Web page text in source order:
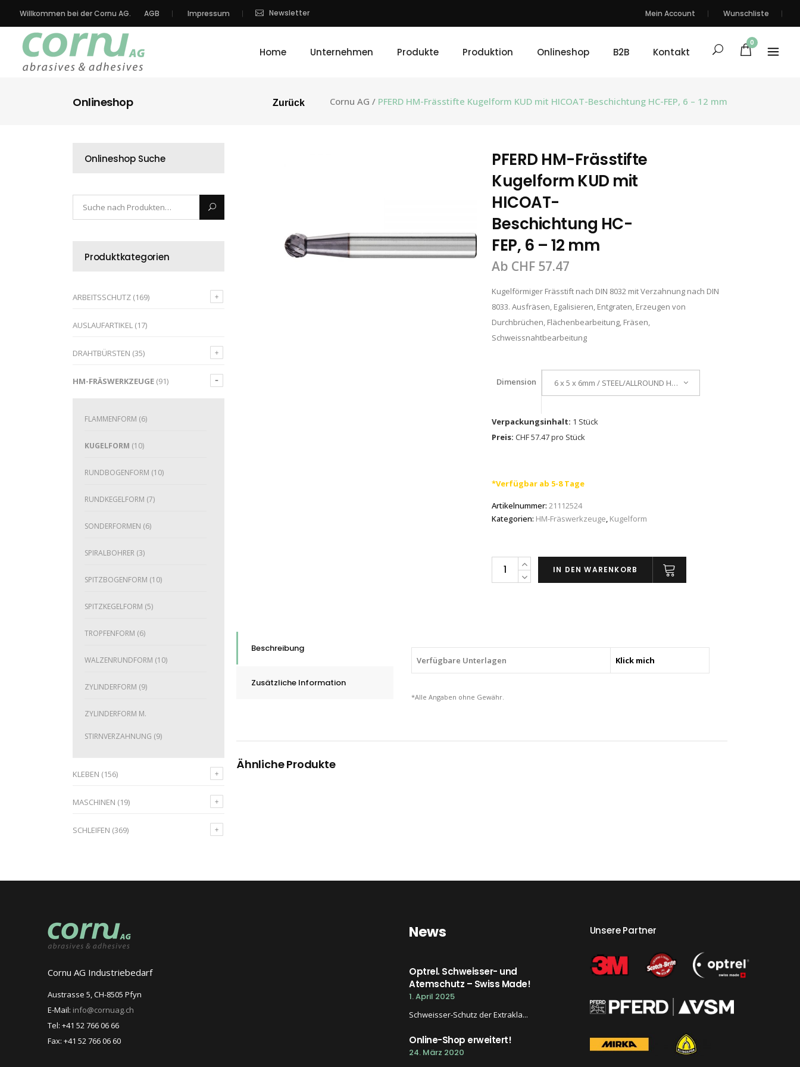
Willkommen bei der Cornu AG. AGB Impressum Newsletter Mein Account Wunschliste
Home Unternehmen Produkte Produktion Onlineshop B2B Kontakt
0
Onlineshop Cornu AG / PFERD HM-Frässtifte Kugelform KUD mit HICOAT-Beschichtung HC-FEP, 6 – 12 mm
Zurück
Onlineshop Suche
Produktkategorien
ARBEITSSCHUTZ (169)
AUSLAUFARTIKEL (17)
DRAHTBÜRSTEN (35)
HM-FRÄSWERKZEUGE (91)
FLAMMENFORM (6)
KUGELFORM (10)
RUNDBOGENFORM (10)
RUNDKEGELFORM (7)
SONDERFORMEN (6)
SPIRALBOHRER (3)
SPITZBOGENFORM (10)
SPITZKEGELFORM (5)
TROPFENFORM (6)
WALZENRUNDFORM (10)
ZYLINDERFORM (9)
ZYLINDERFORM M.
STIRNVERZAHNUNG (9)
KLEBEN (156)
MASCHINEN (19)
SCHLEIFEN (369)
PFERD HM-Frässtifte
Kugelform KUD mit
HICOAT-
Beschichtung HC-
FEP, 6 – 12 mm
Ab CHF 57.47
Kugelförmiger Frässtift nach DIN 8032 mit Verzahnung nach DIN
8033. Ausfräsen, Egalisieren, Entgraten, Erzeugen von
Durchbrüchen, Flächenbearbeitung, Fräsen,
Schweissnahtbearbeitung
Dimension 6 x 5 x 6mm / STEEL/ALLROUND HC-FEP
Verpackungsinhalt: 1 Stück
Preis: CHF 57.47 pro Stück
*Verfügbar ab 5-8 Tage
Artikelnummer: 21112524
Kategorien: HM-Fräswerkzeuge, Kugelform
PFERD
HICOAT-
Beschichtung
FEP,
IN DEN WARENKORB
Beschreibung
Zusätzliche Information
Verfügbare Unterlagen Klick mich
*Alle Angaben ohne Gewähr.
Ähnliche Produkte
Cornu AG Industriebedarf
Austrasse 5, CH-8505 Pfyn
E-Mail: info@cornuag.ch
Tel: +41 52 766 06 66
Fax: +41 52 766 06 60
News
Optrel. Schweisser- und
Atemschutz – Swiss Made!
1. April 2025
Schweisser-Schutz der Extrakla...
Online-Shop erweitert!
24. März 2020
Unsere Partner